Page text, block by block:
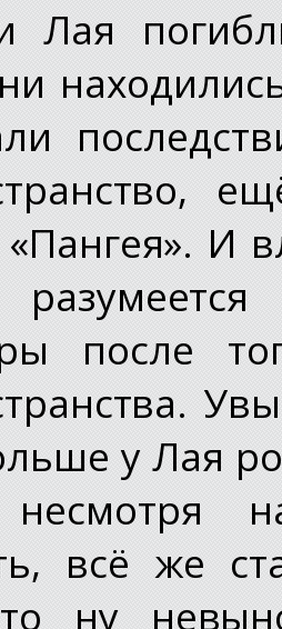
Лая
«Пангея». И
после
у Лая
несмотря
всё же
ну